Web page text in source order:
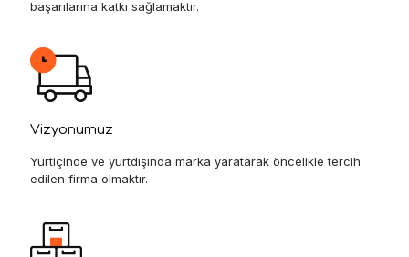
başarılarına katkı sağlamaktır.
Vizyonumuz
Yurtiçinde ve yurtdışında marka yaratarak öncelikle tercih
edilen firma olmaktır.